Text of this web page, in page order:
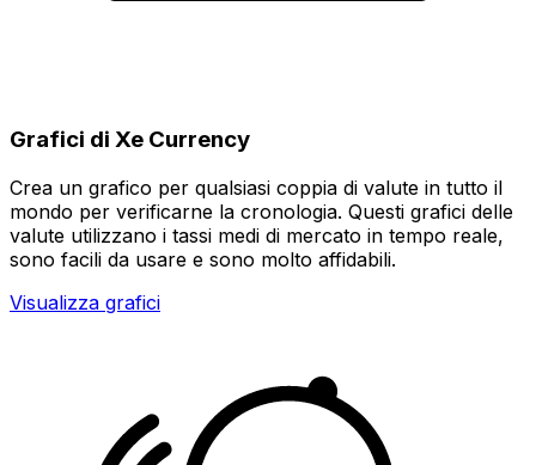
Grafici di Xe Currency
Crea un grafico per qualsiasi coppia di valute in tutto il
mondo per verificarne la cronologia. Questi grafici delle
valute utilizzano i tassi medi di mercato in tempo reale,
sono facili da usare e sono molto affidabili.
Visualizza grafici